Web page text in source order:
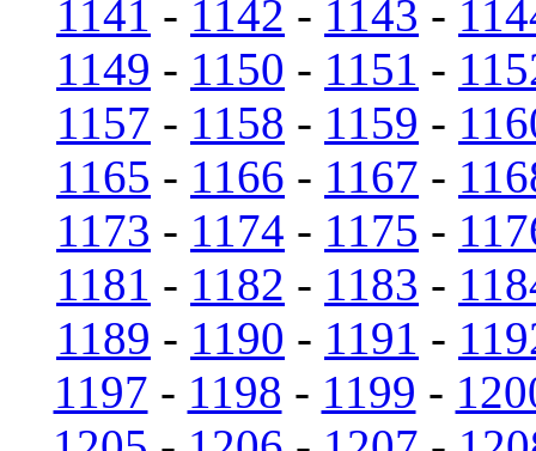
1141 - 1142 - 1143 -
1149 - 1150 - 1151 -
1157 - 1158 - 1159 -
1165 - 1166 - 1167 -
1173 - 1174 - 1175 -
1181 - 1182 - 1183 -
1189 - 1190 - 1191 -
1197 - 1198 - 1199 -